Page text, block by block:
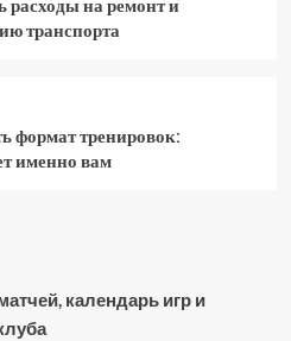
расходы на ремонт и
транспорта
формат тренировок:
именно вам
календарь игр и